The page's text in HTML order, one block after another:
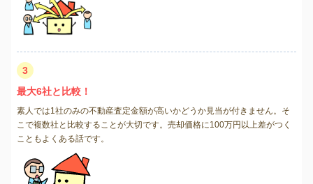
3
最大6社と比較！
素人では1社のみの不動産査定金額が高いかどうか見当が付きません。そ
こで複数社と比較することが大切です。売却価格に100万円以上差がつく
こともよくある話です。